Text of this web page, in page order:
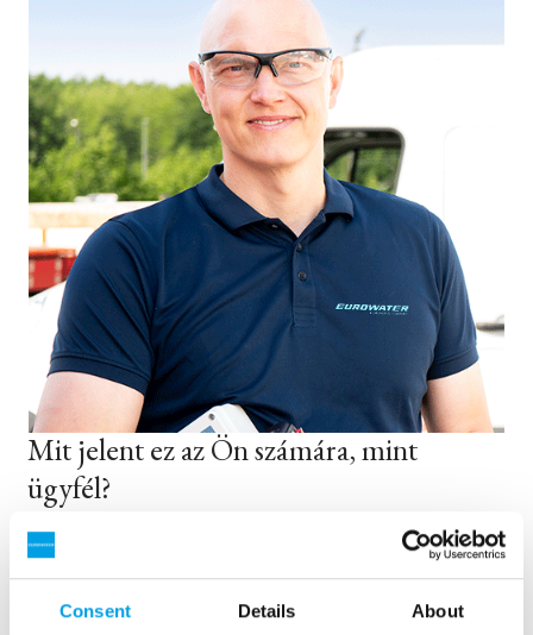
Consent Details About
Mit jelent ez az Ön számára, mint
ügyfél?
A Water Treatment Europe szervezeten belüli
kompetenciáink egyesítésével még jobb
megoldásokat kínálhatunk Önnek a kibővített